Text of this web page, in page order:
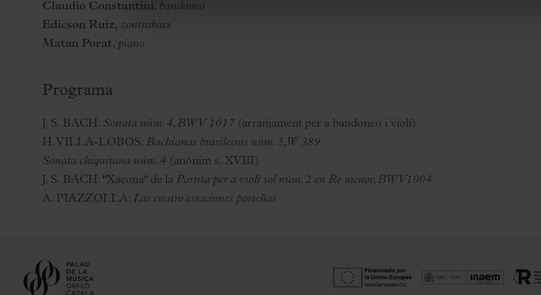
Claudio Constantini, bandoneó
Edicson Ruiz, contrabaix
Matan Porat, piano
Programa
J. S. BACH: Sonata núm. 4, BWV 1017 (arranjament per a bandoneó i violí)
H. VILLA-LOBOS : Bachianas brasileiras núm. 5, W 389
Sonata chiquitana núm. 4 (anònim s. XVIII)
J. S. BACH: "Xacona" de la Partita per a violí sol núm. 2 en Re menor, BWV1004
A. PIAZZOLLA: Las cuatro estaciones porteñas